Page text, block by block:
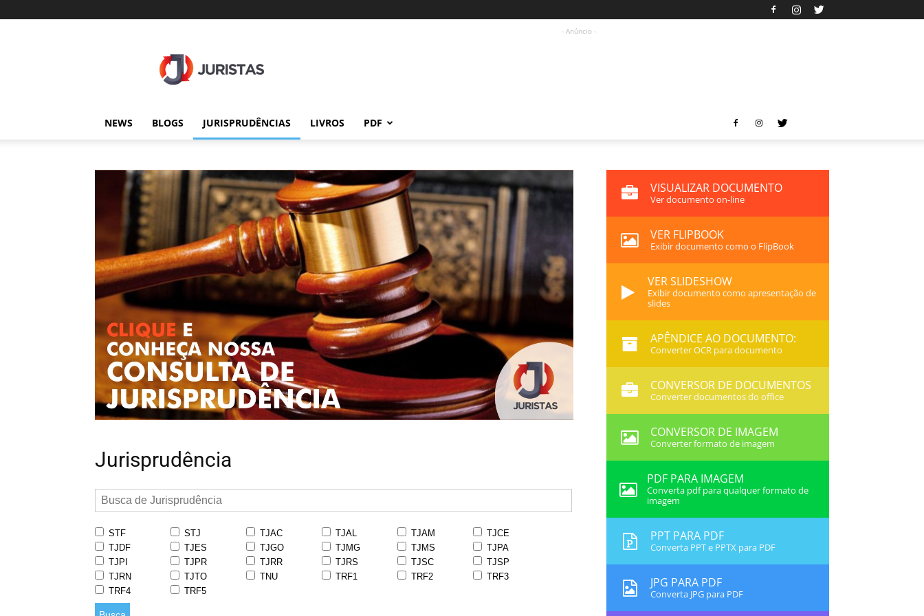
- Anúncio -
NEWS BLOGS JURISPRUDÊNCIAS LIVROS PDF
Jurisprudência
STF STJ TJAC TJAL TJAM
TJCE
TJDF
TJES TJGO TJMG TJMS
TJPA
TJPI
TJPR TJRR TJRS TJSC
TJSP
TJRN
TJTO TNU TRF1 TRF2
TRF3
TRF4
TRF5
VISUALIZAR DOCUMENTO
Ver documento on-line
VER FLIPBOOK
Exibir documento como o FlipBook
VER SLIDESHOW
Exibir documento como apresentação de
slides
APÊNDICE AO DOCUMENTO:
Converter OCR para documento
CONVERSOR DE DOCUMENTOS
Converter documentos do office
CONVERSOR DE IMAGEM
Converter formato de imagem
PDF PARA IMAGEM
Converta pdf para qualquer formato de
imagem
PPT PARA PDF
Converta PPT e PPTX para PDF
JPG PARA PDF
Converta JPG para PDF